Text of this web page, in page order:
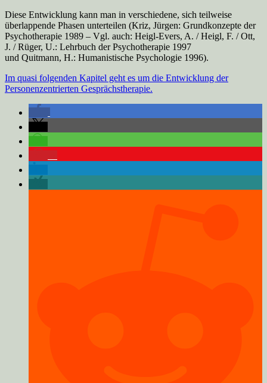
Diese Entwicklung kann man in verschie­dene, sich teilweise
überlappende Phasen unterteilen (Kriz, Jürgen: Grundkonzepte der
Psychotherapie 1989 – Vgl. auch: Heigl-Evers, A. / Heigl, F. / Ott,
J. / Rüger, U.: Lehrbuch der Psychotherapie 1997
und Quitmann, H.: Humanistische Psychologie 1996).
Im quasi folgenden Kapitel geht es um die Entwicklung der
Personenzentrierten Gesprächstherapie.